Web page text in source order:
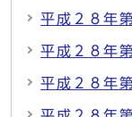
平成２８年
平成２８年
平成２８年